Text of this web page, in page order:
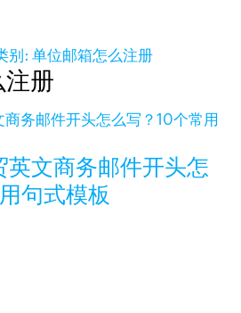
别: 单位邮箱怎么注册
册
文商务邮件开头怎
句式模板